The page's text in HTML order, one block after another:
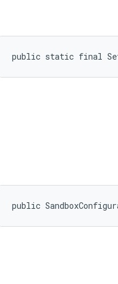
public static final
public